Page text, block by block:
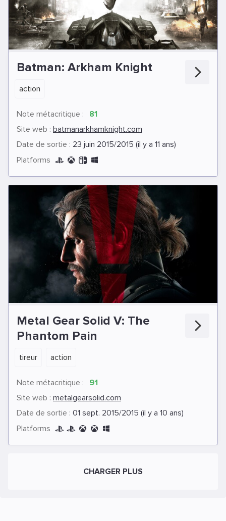
Batman: Arkham Knight
action
Note métacritique :
81
Site web : batmanarkhamknight.com
Date de sortie : 23 juin 2015/2015 (il y a 11 ans)
Platforms
Metal Gear Solid V: The
Phantom Pain
tireur action
Note métacritique :
91
Site web : metalgearsolid.com
Date de sortie : 01 sept. 2015/2015 (il y a 10 ans)
Platforms
CHARGER PLUS